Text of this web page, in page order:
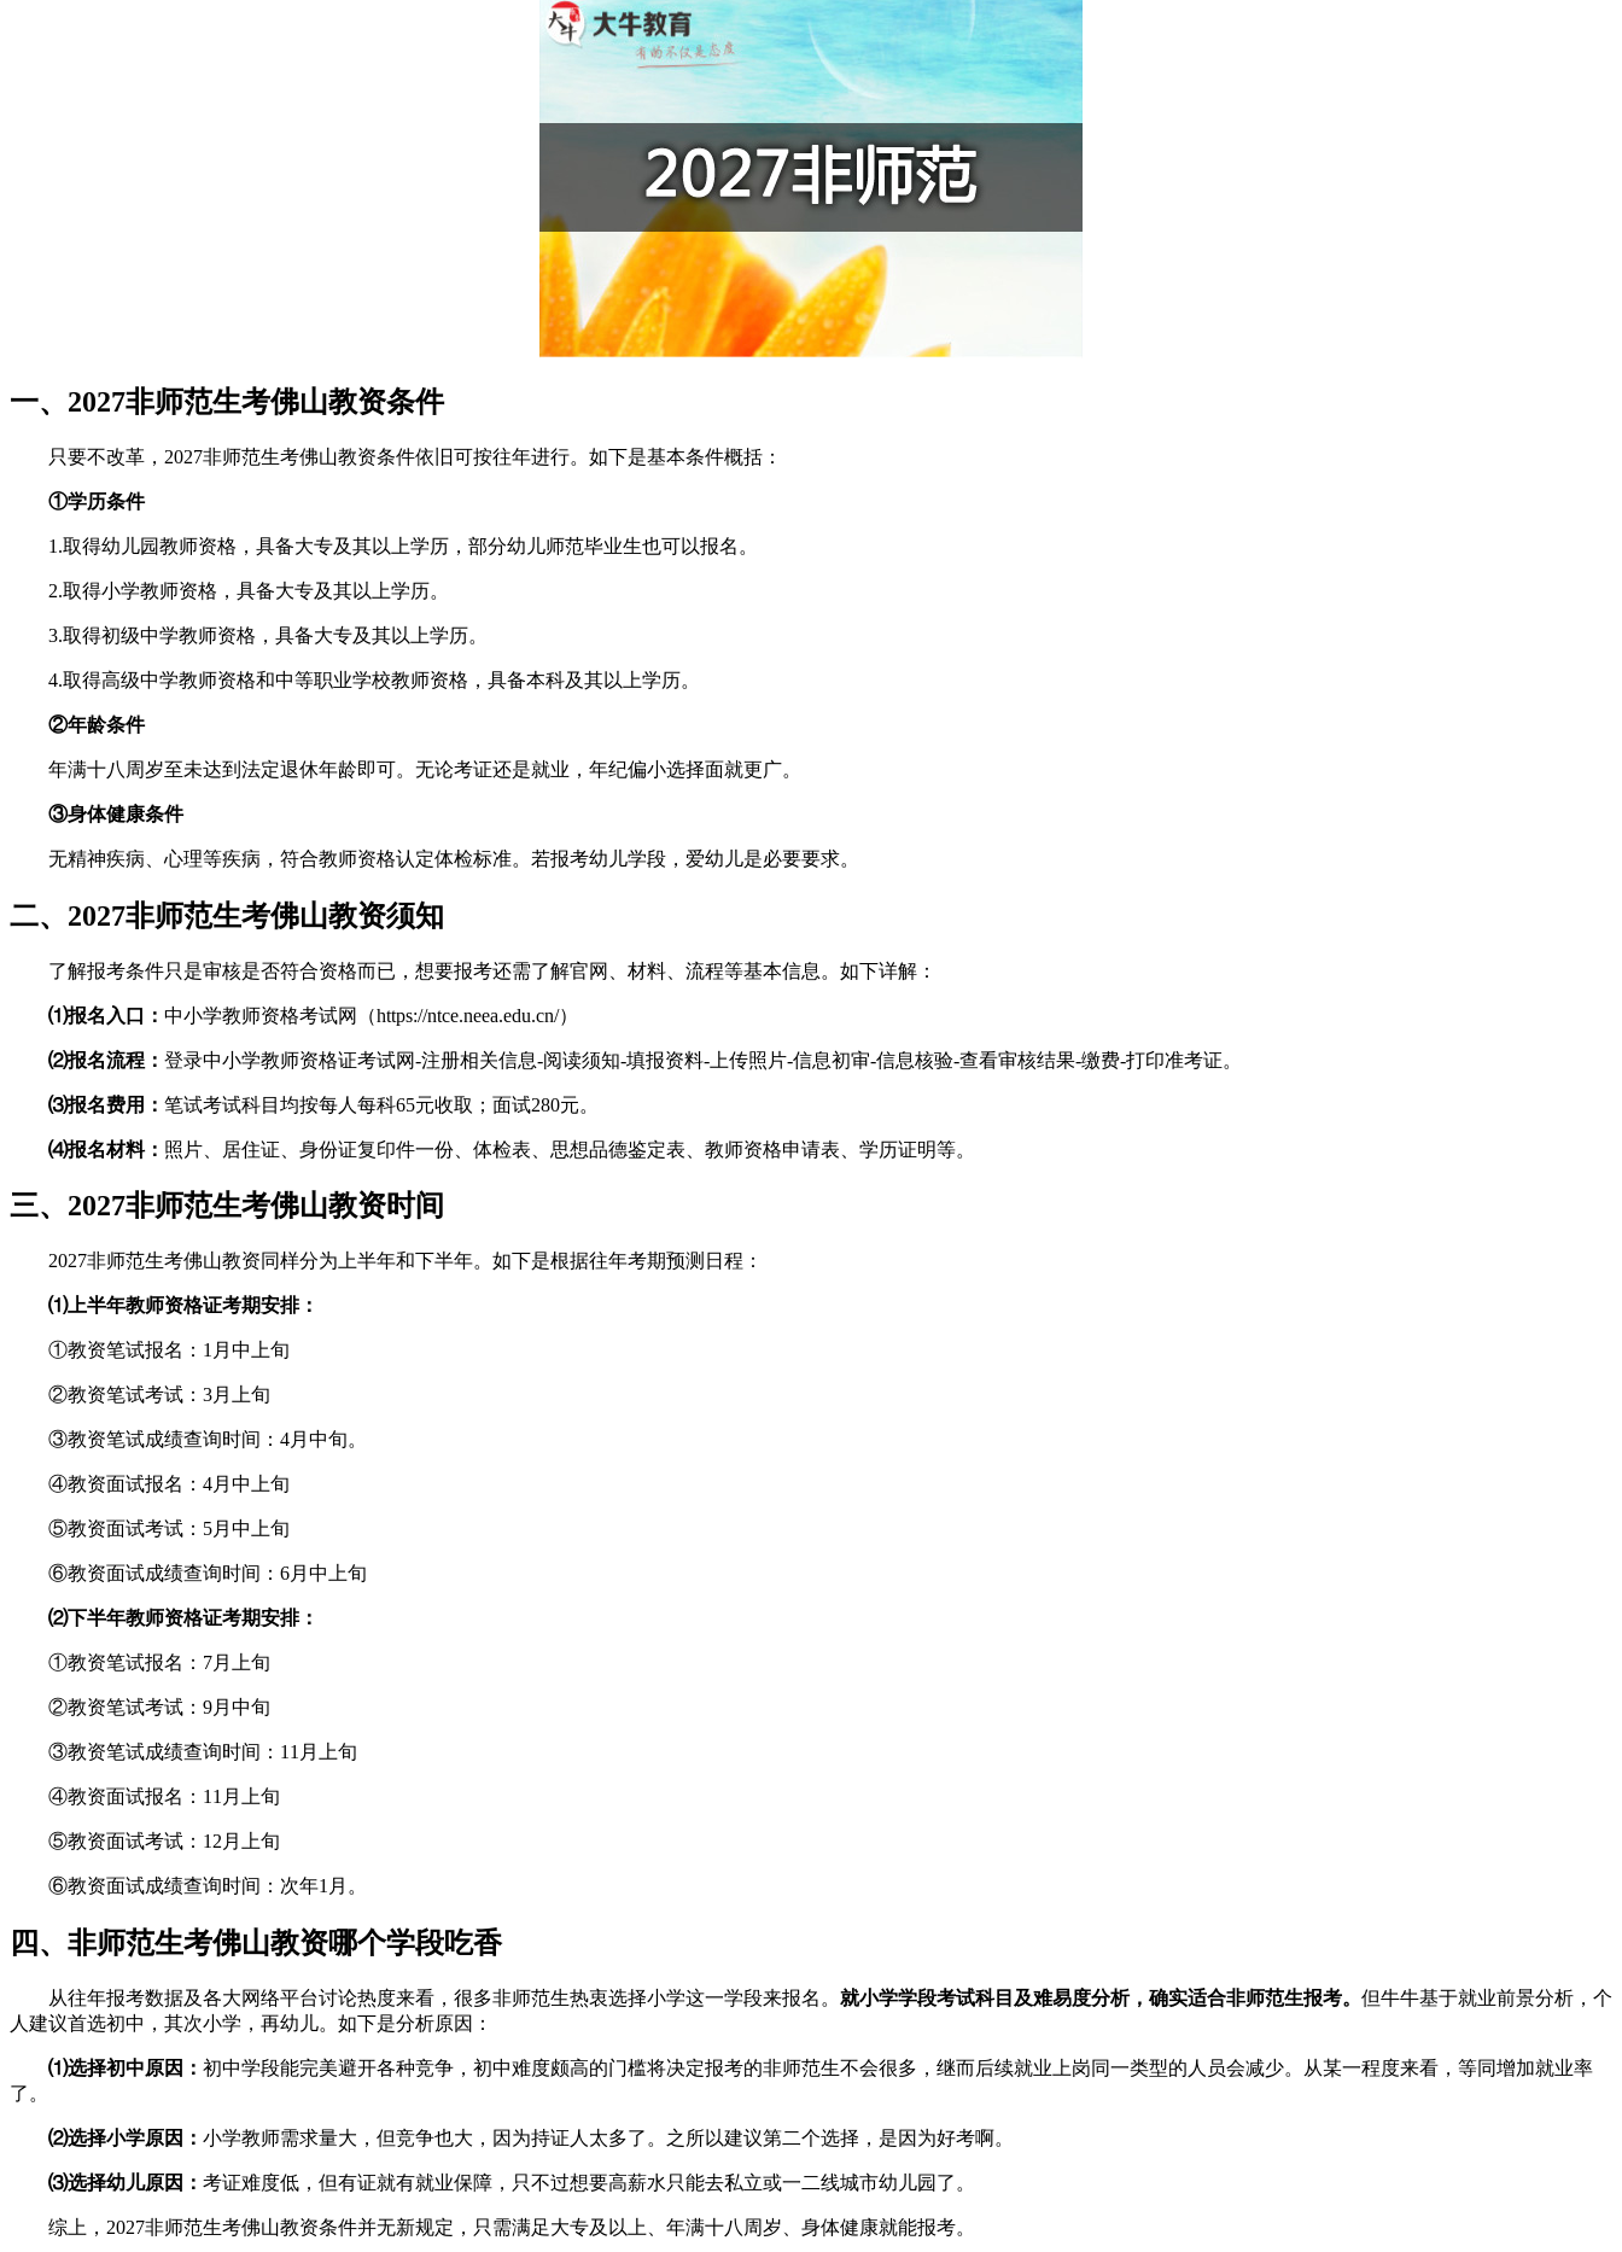
一、2027非师范生考佛山教资条件
只要不改革，2027非师范生考佛山教资条件依旧可按往年进行。如下是基本条件概括：
①学历条件
1.取得幼儿园教师资格，具备大专及其以上学历，部分幼儿师范毕业生也可以报名。
2.取得小学教师资格，具备大专及其以上学历。
3.取得初级中学教师资格，具备大专及其以上学历。
4.取得高级中学教师资格和中等职业学校教师资格，具备本科及其以上学历。
②年龄条件
年满十八周岁至未达到法定退休年龄即可。无论考证还是就业，年纪偏小选择面就更广。
③身体健康条件
无精神疾病、心理等疾病，符合教师资格认定体检标准。若报考幼儿学段，爱幼儿是必要要求。
二、2027非师范生考佛山教资须知
了解报考条件只是审核是否符合资格而已，想要报考还需了解官网、材料、流程等基本信息。如下详解：
⑴报名入口： 中小学教师资格考试网（https://ntce.neea.edu.cn/）
⑵报名流程： 登录中小学教师资格证考试网-注册相关信息-阅读须知-填报资料-上传照片-信息初审-信息核验-查看审核结果-缴费-打印准考证。
⑶报名费用： 笔试考试科目均按每人每科65元收取；面试280元。
⑷报名材料： 照片、居住证、身份证复印件一份、体检表、思想品德鉴定表、教师资格申请表、学历证明等。
三、2027非师范生考佛山教资时间
2027非师范生考佛山教资同样分为上半年和下半年。如下是根据往年考期预测日程：
⑴上半年教师资格证考期安排：
①教资笔试报名：1月中上旬
②教资笔试考试：3月上旬
③教资笔试成绩查询时间：4月中旬。
④教资面试报名：4月中上旬
⑤教资面试考试：5月中上旬
⑥教资面试成绩查询时间：6月中上旬
⑵下半年教师资格证考期安排：
①教资笔试报名：7月上旬
②教资笔试考试：9月中旬
③教资笔试成绩查询时间：11月上旬
④教资面试报名：11月上旬
⑤教资面试考试：12月上旬
⑥教资面试成绩查询时间：次年1月。
四、非师范生考佛山教资哪个学段吃香
从往年报考数据及各大网络平台讨论热度来看，很多非师范生热衷选择小学这一学段来报名。 就小学学段考试科目及难易度分析，确实适合非师范生报考。 但牛牛基于就业前景分析，个
人建议首选初中，其次小学，再幼儿。如下是分析原因：
⑴选择初中原因： 初中学段能完美避开各种竞争，初中难度颇高的门槛将决定报考的非师范生不会很多，继而后续就业上岗同一类型的人员会减少。从某一程度来看，等同增加就业率
了。
⑵选择小学原因： 小学教师需求量大，但竞争也大，因为持证人太多了。之所以建议第二个选择，是因为好考啊。
⑶选择幼儿原因： 考证难度低，但有证就有就业保障，只不过想要高薪水只能去私立或一二线城市幼儿园了。
综上，2027非师范生考佛山教资条件并无新规定，只需满足大专及以上、年满十八周岁、身体健康就能报考。